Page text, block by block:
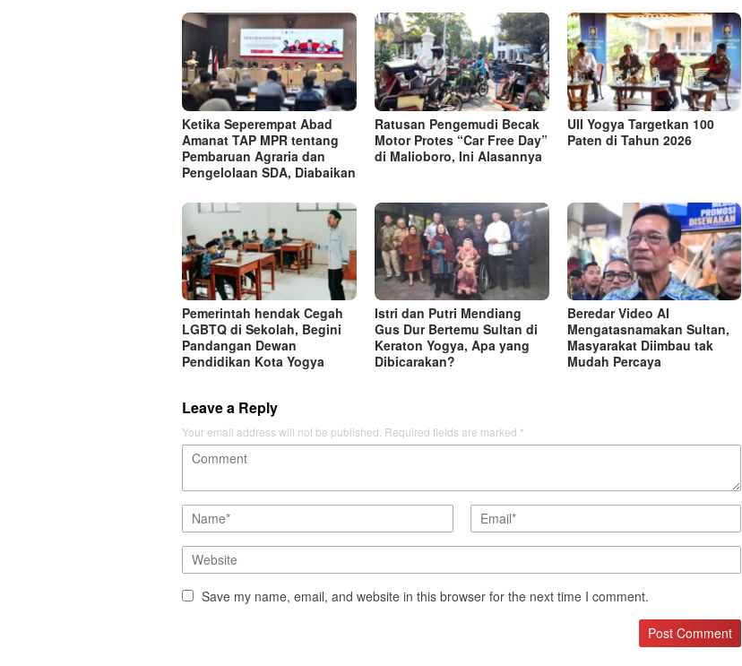
Ketika Seperempat Abad
Amanat TAP MPR tentang
Pembaruan Agraria dan
Pengelolaan SDA, Diabaikan
Ratusan Pengemudi Becak
Motor Protes “Car Free Day”
di Malioboro, Ini Alasannya
UII Yogya Targetkan 100
Paten di Tahun 2026
Pemerintah hendak Cegah
LGBTQ di Sekolah, Begini
Pandangan Dewan
Pendidikan Kota Yogya
Istri dan Putri Mendiang
Gus Dur Bertemu Sultan di
Keraton Yogya, Apa yang
Dibicarakan?
Beredar Video AI
Mengatasnamakan Sultan,
Masyarakat Diimbau tak
Mudah Percaya
Leave a Reply
Your email address will not be published. Required fields are marked *
Save my name, email, and website in this browser for the next time I comment.